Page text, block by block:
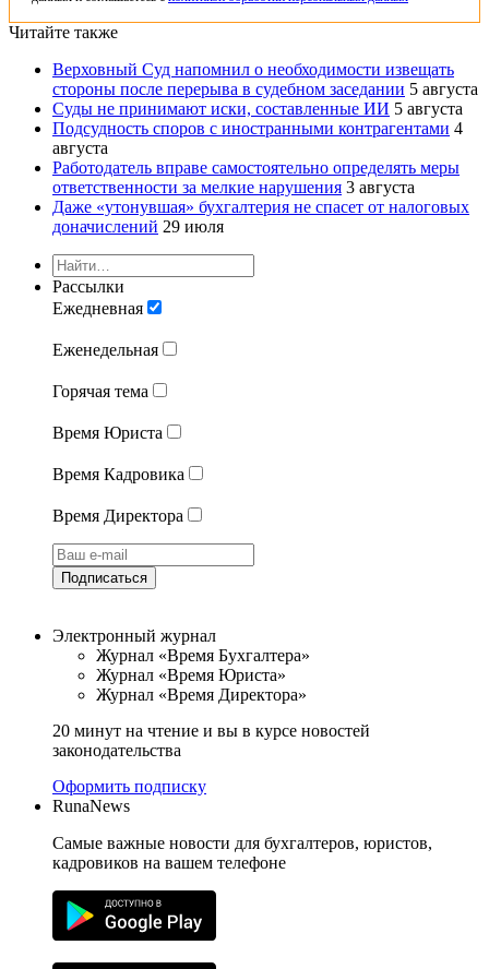
Читайте также
Верховный Суд напомнил о необходимости извещать
стороны после перерыва в судебном заседании 5 августа
Суды не принимают иски, составленные ИИ 5 августа
Подсудность споров с иностранными контрагентами 4
августа
Работодатель вправе самостоятельно определять меры
ответственности за мелкие нарушения 3 августа
Даже «утонувшая» бухгалтерия не спасет от налоговых
доначислений 29 июля
Рассылки
Ежедневная
Еженедельная
Горячая тема
Время Юриста
Время Кадровика
Время Директора
Подписаться
Электронный журнал
Журнал «Время Бухгалтера»
Журнал «Время Юриста»
Журнал «Время Директора»
20 минут на чтение и вы в курсе новостей
законодательства
Оформить подписку
RunaNews
Самые важные новости для бухгалтеров, юристов,
кадровиков на вашем телефоне